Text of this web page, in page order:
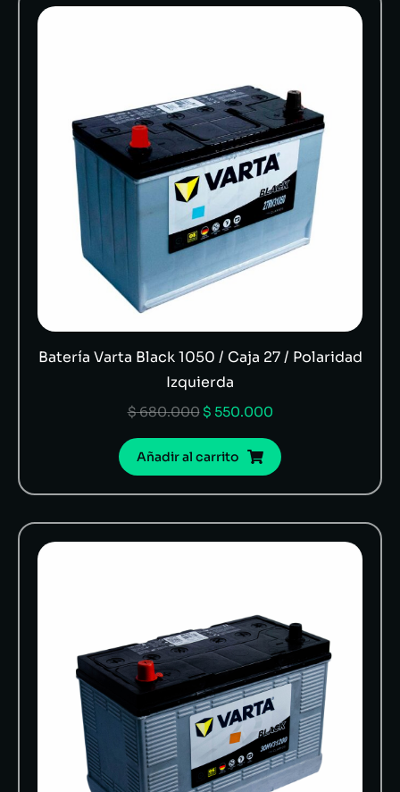
Batería Varta Black 1050 / Caja 27 / Polaridad
Izquierda
$680.000 $ 550.000
Añadir al carrito